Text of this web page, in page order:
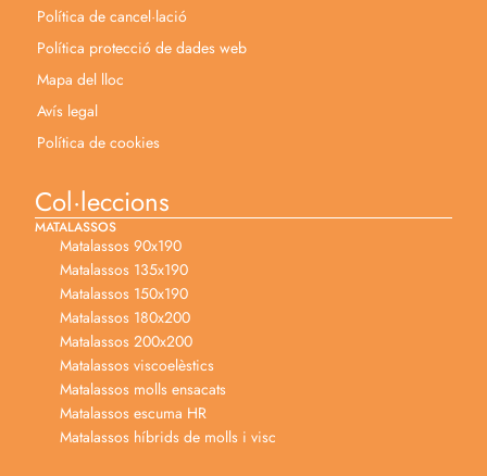
Política de cancel·lació
Política protecció de dades web
Mapa del lloc
Avís legal
Política de cookies
Col·leccions
MATALASSOS
Matalassos 90x190
Matalassos 135x190
Matalassos 150x190
Matalassos 180x200
Matalassos 200x200
Matalassos viscoelèstics
Matalassos molls ensacats
Matalassos escuma HR
Matalassos híbrids de molls i visc